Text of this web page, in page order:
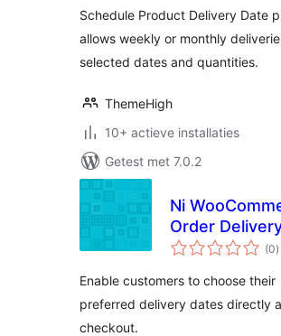
Schedule Product Delivery Date
allows weekly or monthly
selected dates and quantities.
ThemeHigh
10+ actieve installaties
Getest met 7.0.2
Ni
Order
(0)
Enable customers to choose their
preferred delivery dates directly
checkout.